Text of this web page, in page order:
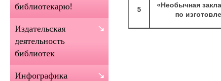
5
«Необычная
по
библиотекарю!
Издательская
деятельность
библиотек
Инфографика